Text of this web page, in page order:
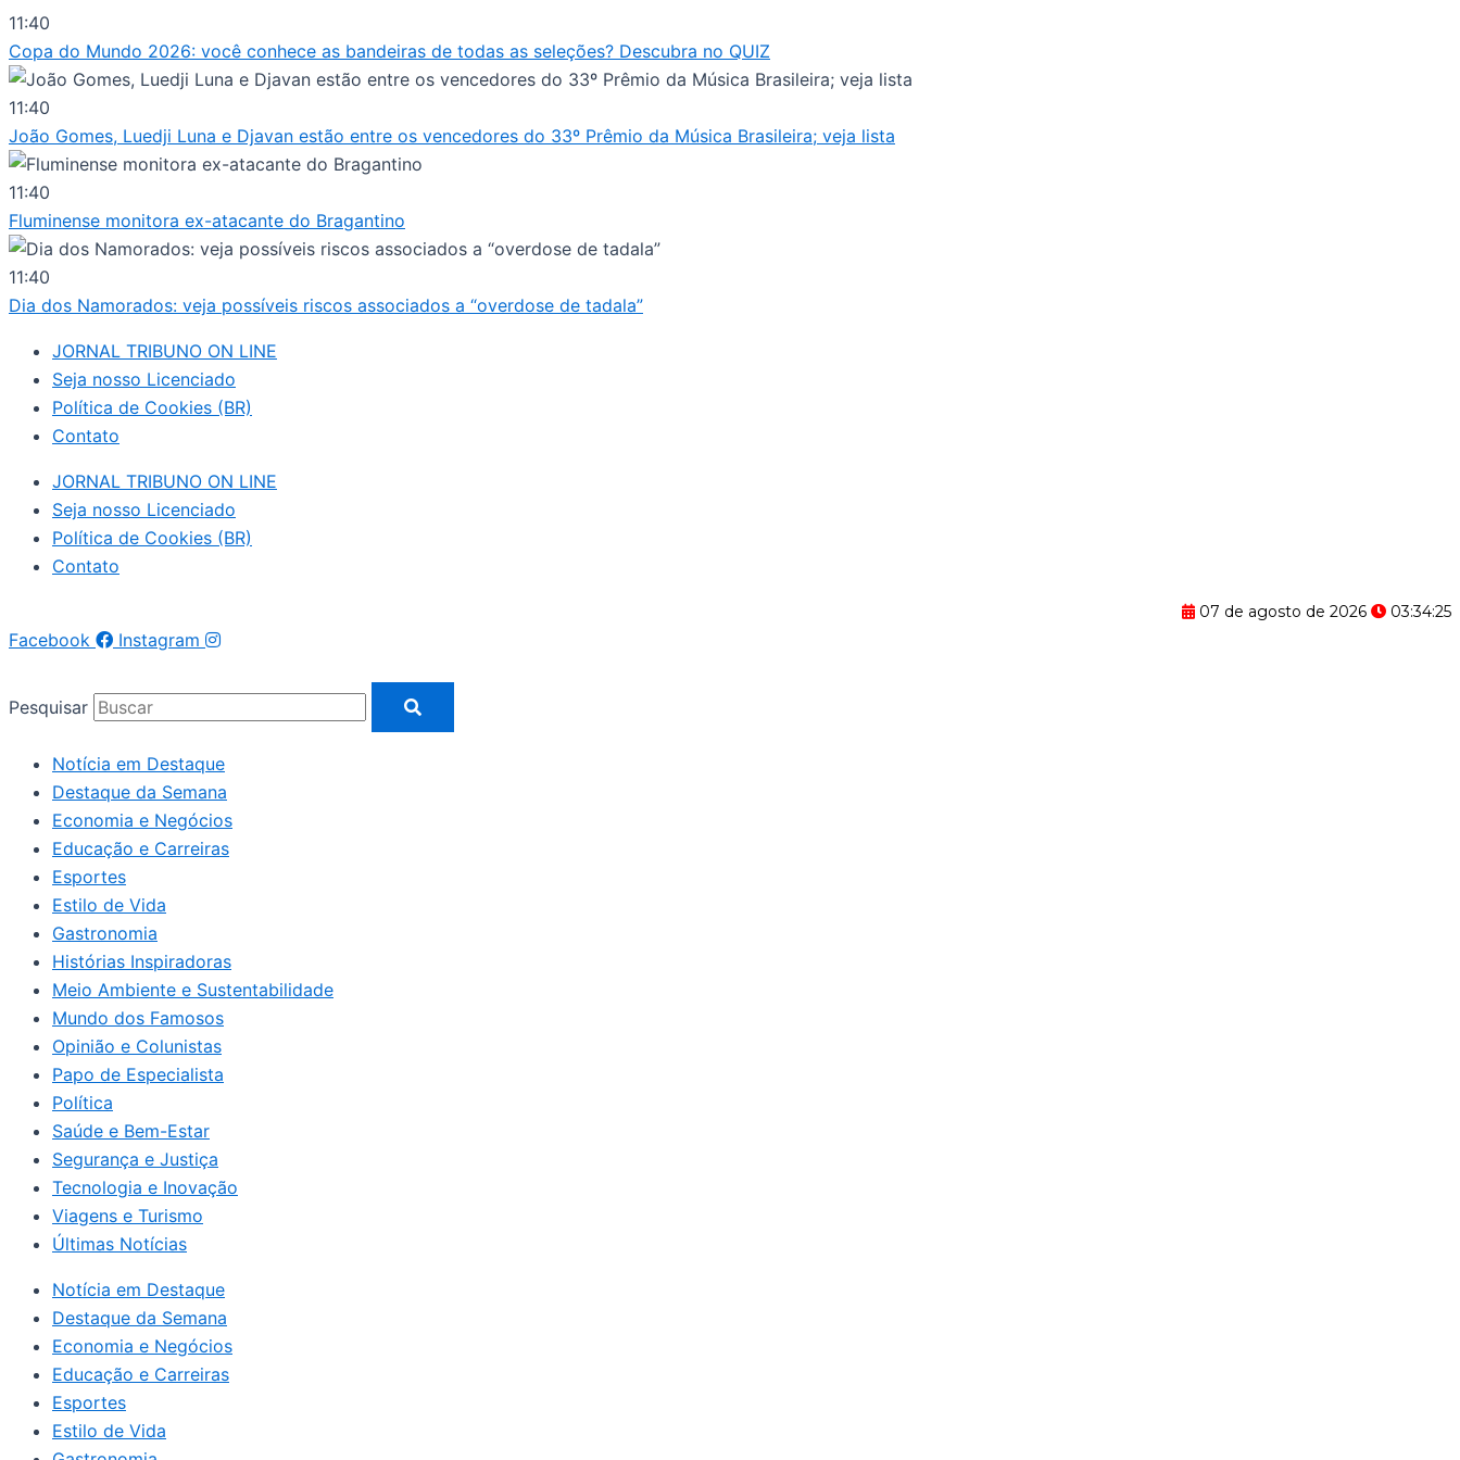
Ir
para
o
conteúdo
11:40
Copa do Mundo 2026: você conhece as bandeiras de todas as seleções? Descubra no QUIZ
11:40
João Gomes, Luedji Luna e Djavan estão entre os vencedores do 33º Prêmio da Música Brasileira; veja lista
11:40
Fluminense monitora ex-atacante do Bragantino
11:40
Dia dos Namorados: veja possíveis riscos associados a “overdose de tadala”
JORNAL TRIBUNO ON LINE
Seja nosso Licenciado
Política de Cookies (BR)
Contato
JORNAL TRIBUNO ON LINE
Seja nosso Licenciado
Política de Cookies (BR)
Contato
07 de agosto de 2026 03:34:26
Facebook Instagram
Pesquisar
Notícia em Destaque
Destaque da Semana
Economia e Negócios
Educação e Carreiras
Esportes
Estilo de Vida
Gastronomia
Histórias Inspiradoras
Meio Ambiente e Sustentabilidade
Mundo dos Famosos
Opinião e Colunistas
Papo de Especialista
Política
Saúde e Bem-Estar
Segurança e Justiça
Tecnologia e Inovação
Viagens e Turismo
Últimas Notícias
Notícia em Destaque
Destaque da Semana
Economia e Negócios
Educação e Carreiras
Esportes
Estilo de Vida